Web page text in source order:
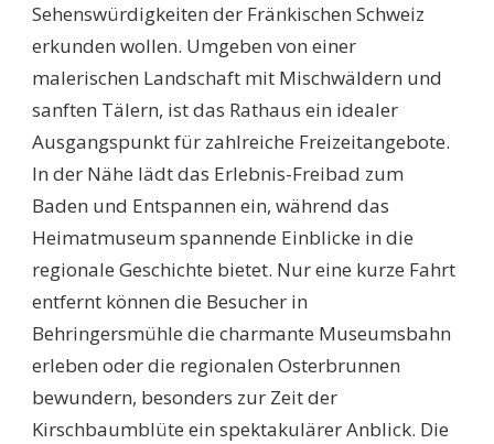
Sehenswürdigkeiten der Fränkischen Schweiz
erkunden wollen. Umgeben von einer
malerischen Landschaft mit Mischwäldern und
sanften Tälern, ist das Rathaus ein idealer
Ausgangspunkt für zahlreiche Freizeitangebote.
In der Nähe lädt das Erlebnis-Freibad zum
Baden und Entspannen ein, während das
Heimatmuseum spannende Einblicke in die
regionale Geschichte bietet. Nur eine kurze Fahrt
entfernt können die Besucher in
Behringersmühle die charmante Museumsbahn
erleben oder die regionalen Osterbrunnen
bewundern, besonders zur Zeit der
Kirschbaumblüte ein spektakulärer Anblick. Die